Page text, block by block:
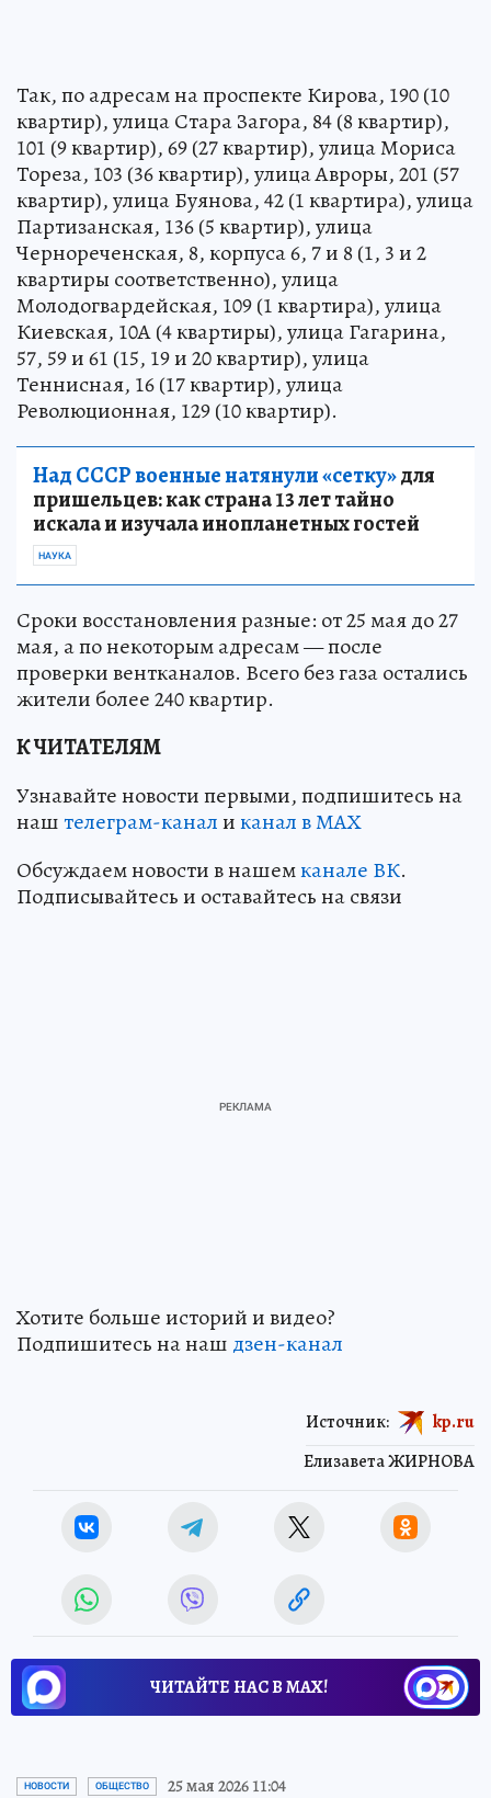
Так, по адресам на проспекте Кирова, 190 (10
квартир), улица Стара Загора, 84 (8 квартир),
101 (9 квартир), 69 (27 квартир), улица Мориса
Тореза, 103 (36 квартир), улица Авроры, 201 (57
квартир), улица Буянова, 42 (1 квартира), улица
Партизанская, 136 (5 квартир), улица
Чернореченская, 8, корпуса 6, 7 и 8 (1, 3 и 2
квартиры соответственно), улица
Молодогвардейская, 109 (1 квартира), улица
Киевская, 10А (4 квартиры), улица Гагарина,
57, 59 и 61 (15, 19 и 20 квартир), улица
Теннисная, 16 (17 квартир), улица
Революционная, 129 (10 квартир).
Над СССР военные натянули «сетку»для
пришельцев: как страна 13 лет тайно
искала и изучала инопланетных гостей
НАУКА
Сроки восстановления разные: от 25 мая до 27
мая, а по некоторым адресам — после
проверки вентканалов. Всего без газа остались
жители более 240 квартир.
К ЧИТАТЕЛЯМ
Узнавайте новости первыми, подпишитесь на
наштелеграм-каналиканал в МАХ
Обсуждаем новости в нашемканале ВК.
Подписывайтесь и оставайтесь на связи
Хотите больше историй и видео?
Подпишитесь на наш дзен-канал
Елизавета ЖИРНОВА
Источник: kp.ru
ЧИТАЙТЕ НАС В МАХ!
НОВОСТИ ОБЩЕСТВО 25 мая 2026 11:04